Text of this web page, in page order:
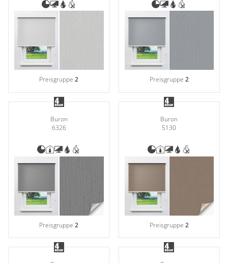
Preisgruppe2 Preisgruppe 2
Buron
6326
Preisgruppe2
Buron
5130
Preisgruppe 2